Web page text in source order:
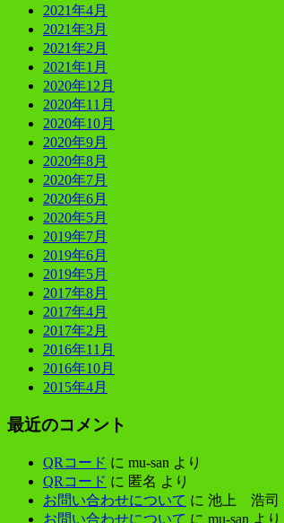
2021年4月
2021年3月
2021年2月
2021年1月
2020年12月
2020年11月
2020年10月
2020年9月
2020年8月
2020年7月
2020年6月
2020年5月
2019年7月
2019年6月
2019年5月
2017年8月
2017年4月
2017年2月
2016年11月
2016年10月
2015年4月
最近のコメント
QRコード に mu-san より
QRコード に 匿名 より
お問い合わせについて に 池上 浩司
お問い合わせについて に mu-san より